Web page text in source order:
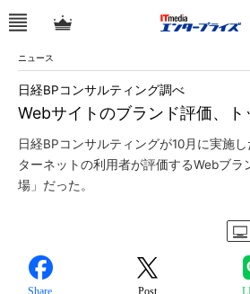
ニュース
Webサイトのブランド評価、
日経BPコンサルティング調べ
日経BPコンサルティングが10月に実施
ターネットの利用者が評価するWebブラ
場」だった。
Share Post